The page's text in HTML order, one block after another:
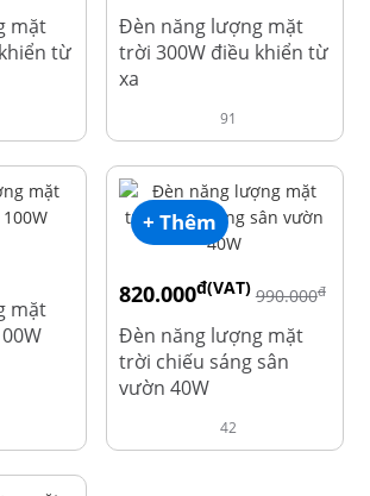
mặt
từ
2.390.000
Đèn năng lượng mặt
trời 300W điều khiển từ
xa
91
mặt
+ Thêm
820.000đ(VAT) 990.000đ
Đèn năng lượng mặt
trời chiếu sáng sân
vườn 40W
42